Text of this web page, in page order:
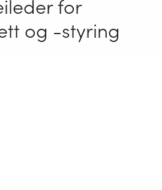
for
og -styring